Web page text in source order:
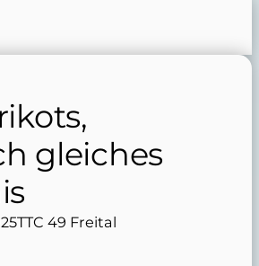
gleiches
TTC 49 Freital